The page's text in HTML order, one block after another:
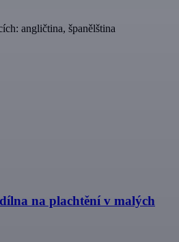
angličtina, španělština
na plachtění v malých